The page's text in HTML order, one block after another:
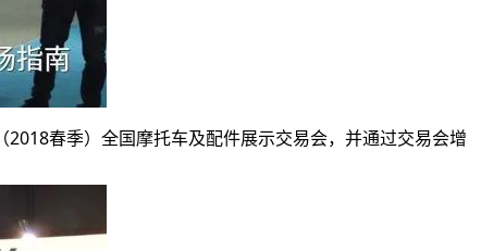
春季）全国摩托车及配件展示交易会，并通过交易会增